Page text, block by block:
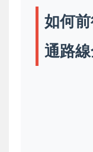
如何
通路